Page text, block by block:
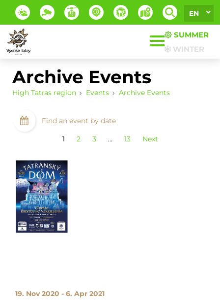
EN
SUMMER
WINTER
Archive Events
High Tatras region Events Archive Events
Find an event by date
19. Nov 2020 - 6. Apr 2021
1 2 3 … 13 Next